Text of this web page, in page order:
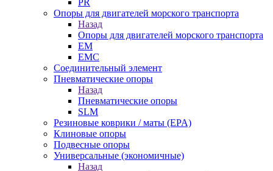
PR
Опоры для двигателей морского транспорта
Назад
Опоры для двигателей морского транспорта
EM
EMC
Cоединительный элемент
Пневматические опоры
Назад
Пневматические опоры
SLM
Резиновые коврики / маты (EPA)
Клиновые опоры
Подвесные опоры
Универсальные (экономичные)
Назад